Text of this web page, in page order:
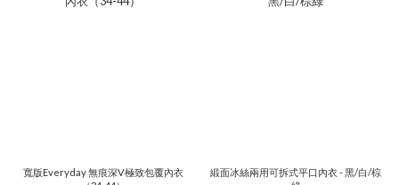
寬版Everyday 無痕深V極致包覆內衣
緞面冰絲兩用可拆式平口內衣 - 黑/白/棕